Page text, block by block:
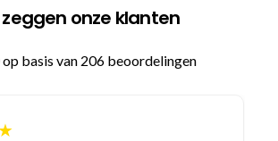
zeggen onze klanten
op basis van 206 beoordelingen